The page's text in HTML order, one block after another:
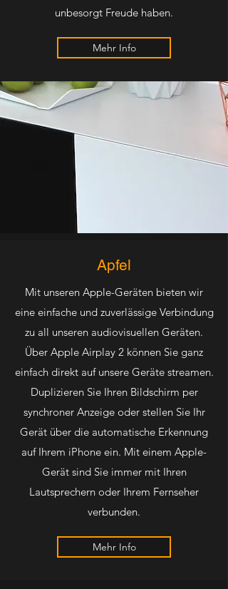
unbesorgt Freude haben.
Mehr Info
Apfel
Mit unseren Apple-Geräten bieten wir
eine einfache und zuverlässige Verbindung
zu all unseren audiovisuellen Geräten.
Über Apple Airplay 2 können Sie ganz
einfach direkt auf unsere Geräte streamen.
Duplizieren Sie Ihren Bildschirm per
synchroner Anzeige oder stellen Sie Ihr
Gerät über die automatische Erkennung
auf Ihrem iPhone ein. Mit einem Apple-
Gerät sind Sie immer mit Ihren
Lautsprechern oder Ihrem Fernseher
verbunden.
Mehr Info